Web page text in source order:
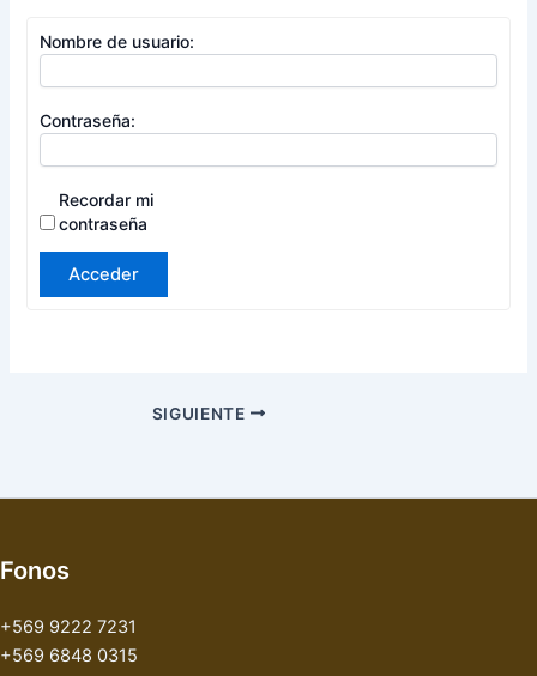
Nombre de usuario:
Contraseña:
Recordar mi
contraseña
Acceder
SIGUIENTE
Fonos
+569 9222 7231
+569 6848 0315